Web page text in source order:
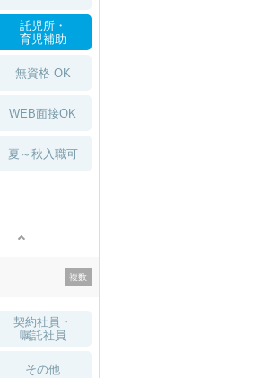
託児所・
育児補助
無資格 OK
WEB面接OK
夏～秋入職可
契約社員・
嘱託社員
その他